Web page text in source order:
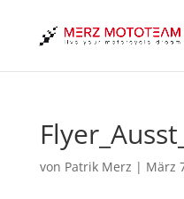
von Patrik Merz | März